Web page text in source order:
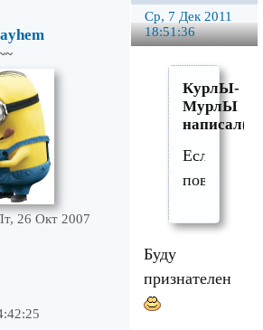
Ср, 7 Дек 2011
18:51:36
26 Окт 2007
КурлЫ-
МурлЫ
Если
повезёт
Буду
признателен